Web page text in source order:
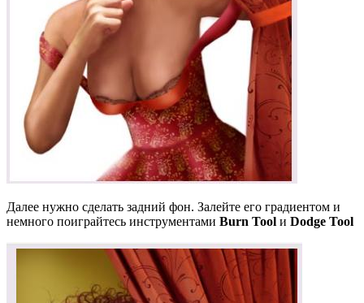
Далее нужно сделать задний фон. Залейте его градиентом и
немного поиграйтесь инструментами Burn Tool и Dodge Tool